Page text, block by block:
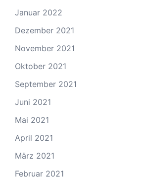
Januar 2022
Dezember 2021
November 2021
Oktober 2021
September 2021
Juni 2021
Mai 2021
April 2021
März 2021
Februar 2021